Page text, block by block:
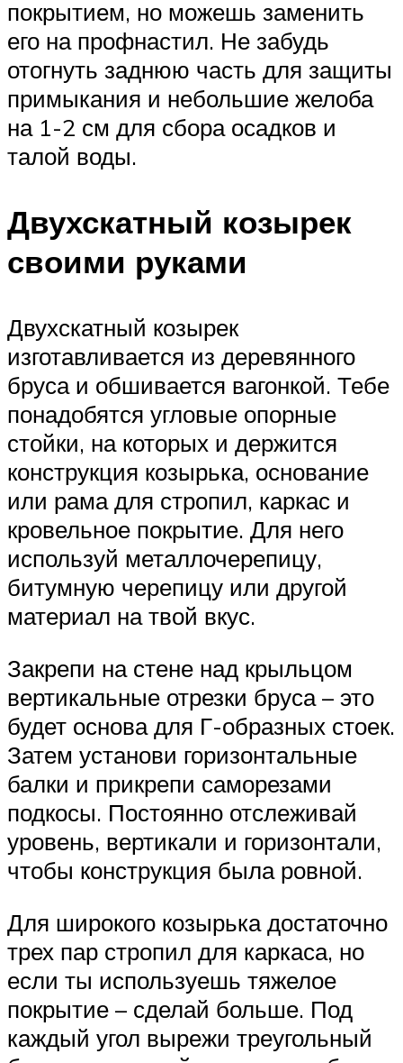
покрытием, но можешь заменить
его на профнастил. Не забудь
отогнуть заднюю часть для защиты
примыкания и небольшие желоба
на 1-2 см для сбора осадков и
талой воды.
Двухскатный козырек
своими руками
Двухскатный козырек
изготавливается из деревянного
бруса и обшивается вагонкой. Тебе
понадобятся угловые опорные
стойки, на которых и держится
конструкция козырька, основание
или рама для стропил, каркас и
кровельное покрытие. Для него
используй металлочерепицу,
битумную черепицу или другой
материал на твой вкус.
Закрепи на стене над крыльцом
вертикальные отрезки бруса – это
будет основа для Г-образных стоек.
Затем установи горизонтальные
балки и прикрепи саморезами
подкосы. Постоянно отслеживай
уровень, вертикали и горизонтали,
чтобы конструкция была ровной.
Для широкого козырька достаточно
трех пар стропил для каркаса, но
если ты используешь тяжелое
покрытие – сделай больше. Под
каждый угол вырежи треугольный